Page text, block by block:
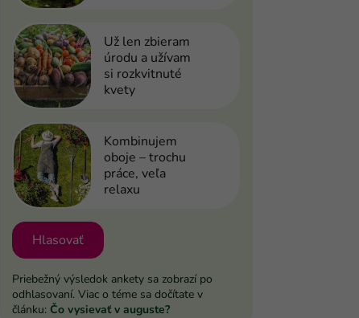
Už len zbieram
úrodu a užívam
si rozkvitnuté
kvety
Kombinujem
oboje – trochu
práce, veľa
relaxu
Hlasovať
Priebežný výsledok ankety sa zobrazí po
odhlasovaní. Viac o téme sa dočítate v
článku: Čo vysievať v auguste?